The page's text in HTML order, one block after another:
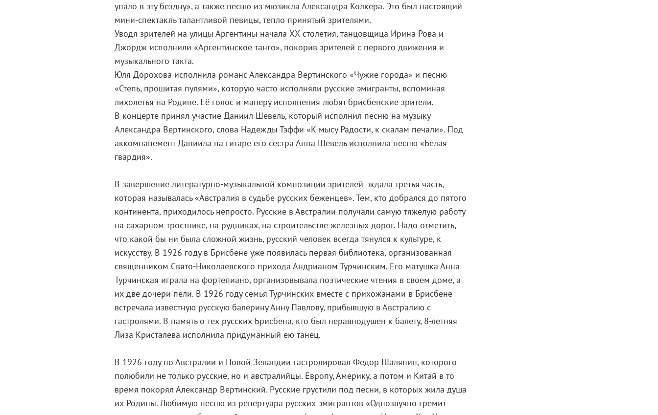
упало в эту бездну», а также песню из мюзикла Александра Колкера. Это был настоящий
мини-спектакль талантливой певицы, тепло принятый зрителями.
Уводя зрителей на улицы Аргентины начала ХХ столетия, танцовщица Ирина Рова и
Джордж исполнили «Аргентинское танго», покорив зрителей с первого движения и
музыкального такта.
Юля Дорохова исполнила романс Александра Вертинского «Чужие города» и песню
«Степь, прошитая пулями», которую часто исполняли русские эмигранты, вспоминая
лихолетья на Родине. Её голос и манеру исполнения любят брисбенские зрители.
В концерте принял участие Даниил Шевель, который исполнил песню на музыку
Александра Вертинского, слова Надежды Тэффи «К мысу Радости, к скалам печали». Под
аккомпанемент Даниила на гитаре его сестра Анна Шевель исполнила песню «Белая
гвардия».
В завершение литературно-музыкальной композиции зрителей ждала третья часть,
которая называлась «Австралия в судьбе русских беженцев». Тем, кто добрался до пятого
континента, приходилось непросто. Русские в Австралии получали самую тяжелую работу
на сахарном тростнике, на рудниках, на строительстве железных дорог. Надо отметить,
что какой бы ни была сложной жизнь, русский человек всегда тянулся к культуре, к
искусству. В 1926 году в Брисбене уже появилась первая библиотека, организованная
священником Свято-Николаевского прихода Андрианом Турчинским. Его матушка Анна
Турчинская играла на фортепиано, организовывала поэтические чтения в своем доме, а
их две дочери пели. В 1926 году семья Турчинских вместе с прихожанами в Брисбене
встречала известную русскую балерину Анну Павлову, прибывшую в Австралию с
гастролями. В память о тех русских Брисбена, кто был неравнодушен к балету, 8-летняя
Лиза Кристалева исполнила придуманный ею танец.
В 1926 году по Австралии и Новой Зеландии гастролировал Федор Шаляпин, которого
полюбили не только русские, но и австралийцы. Европу, Америку, а потом и Китай в то
время покорял Александр Вертинский. Русские грустили под песни, в которых жила душа
их Родины. Любимую песню из репертуара русских эмигрантов «Однозвучно гремит